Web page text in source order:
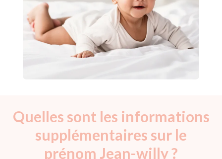
Quelles sont les informations
supplémentaires sur le
prénom Jean-willy ?